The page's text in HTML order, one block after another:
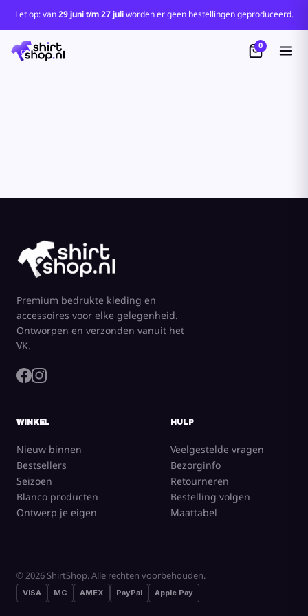
Let op: van29 juni t/m 27 juliworden er geen bestellingen geproduceerd.
0
Premium bedrukte kleding en
accessoires voor elke gelegenheid.
Ontworpen en verzonden vanuit het
VK.
WINKEL
Nieuw binnen
Bestsellers
Seizoen
Blanco producten
Ontwerp je eigen
HULP
Veelgestelde vragen
Bezorginfo
Retourneren
Bestelling volgen
Maattabel
© 2026 ShirtShop. Alle rechten voorbehouden.
VISA MC AMEX PayPal Apple Pay